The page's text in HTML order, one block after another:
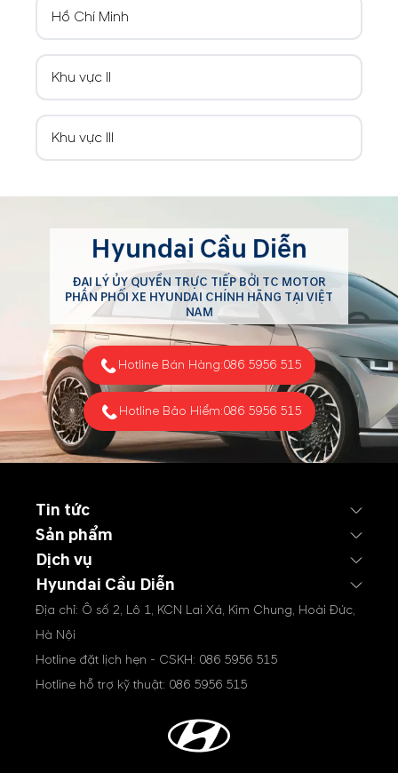
Hồ Chí Minh
Khu vực II
Khu vực III
Hyundai Cầu Diễn
ĐẠI LÝ ỦY QUYỀN TRỰC TIẾP BỞI TC MOTOR
PHÂN PHỐI XE HYUNDAI CHÍNH HÃNG TẠI VIỆT
NAM
Hotline Bán Hàng:086 5956 515
Hotline Bảo Hiểm:086 5956 515
Tin tức
Sản phẩm
Dịch vụ
Hyundai Cầu Diễn
Địa chỉ: Ô số 2, Lô 1, KCN Lai Xá, Kim Chung, Hoài Đức,
Hà Nội
Hotline đặt lịch hẹn - CSKH: 086 5956 515
Hotline hỗ trợ kỹ thuật: 086 5956 515